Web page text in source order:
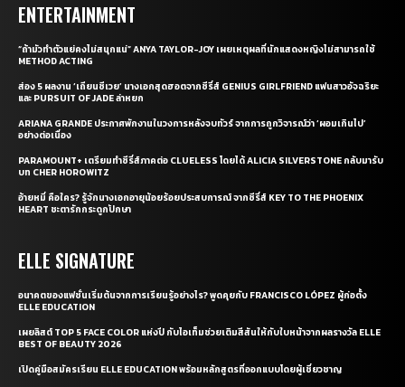
ENTERTAINMENT
“ถ้ามัวทำตัวแย่คงไม่สนุกแน่” ANYA TAYLOR-JOY เผยเหตุผลที่นักแสดงหญิงไม่สามารถใช้
METHOD ACTING
ส่อง 5 ผลงาน ‘เถียนซีเวย’ นางเอกสุดฮอตจากซีรี่ส์ GENIUS GIRLFRIEND แฟนสาวอัจฉริยะ
และ PURSUIT OF JADE ล่าหยก
ARIANA GRANDE ประกาศพักงานในวงการหลังจบทัวร์ จากการถูกวิจารณ์ว่า ‘ผอมเกินไป’
อย่างต่อเนื่อง
PARAMOUNT+ เตรียมทำซีรี่ส์ภาคต่อ CLUELESS โดยได้ ALICIA SILVERSTONE กลับมารับ
บท CHER HOROWITZ
อ้ายหมี่ คือใคร? รู้จักนางเอกอายุน้อยร้อยประสบการณ์ จากซีรี่ส์ KEY TO THE PHOENIX
HEART ชะตารักกระดูกปักษา
ELLE SIGNATURE
อนาคตของแฟชั่นเริ่มต้นจากการเรียนรู้อย่างไร? พูดคุยกับ FRANCISCO LÓPEZ ผู้ก่อตั้ง
ELLE EDUCATION
เผยลิสต์ TOP 5 FACE COLOR แห่งปี กับไอเท็มช่วยเติมสีสันให้กับใบหน้าจากผลรางวัล ELLE
BEST OF BEAUTY 2026
เปิดคู่มือสมัครเรียน ELLE EDUCATION พร้อมหลักสูตรที่ออกแบบโดยผู้เชี่ยวชาญ